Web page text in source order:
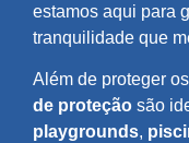
estamos aqui para
tranquilidade que
Além de proteger
de proteção são
playgrounds,